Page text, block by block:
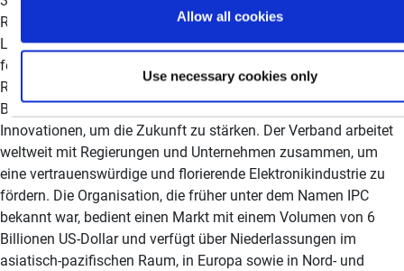
Allow all cookies
Use necessary cookies only
Regierungen zusammen, um eine widerstandsfähigere
Lieferkette zu gewährleisten und das Wachstum der Branche zu
fördern. Wir setzen uns für fairen Handel, intelligente
Regulierung und regionale Fertigung ein und informieren über
Branchenpraktiken, verwertbare Informationen und technische
Innovationen, um die Zukunft zu stärken. Der Verband arbeitet
weltweit mit Regierungen und Unternehmen zusammen, um
eine vertrauenswürdige und florierende Elektronikindustrie zu
fördern. Die Organisation, die früher unter dem Namen IPC
bekannt war, bedient einen Markt mit einem Volumen von 6
Billionen US-Dollar und verfügt über Niederlassungen im
asiatisch-pazifischen Raum, in Europa sowie in Nord- und